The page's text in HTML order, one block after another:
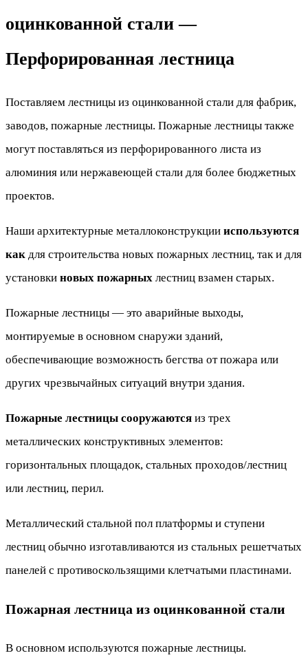
оцинкованной стали —
Перфорированная лестница
Поставляем лестницы из оцинкованной стали для фабрик,
заводов, пожарные лестницы. Пожарные лестницы также
могут поставляться из перфорированного листа из
алюминия или нержавеющей стали для более бюджетных
проектов.
Наши архитектурные металлоконструкции используются
как для строительства новых пожарных лестниц, так и для
установки новых пожарных лестниц взамен старых.
Пожарные лестницы — это аварийные выходы,
монтируемые в основном снаружи зданий,
обеспечивающие возможность бегства от пожара или
других чрезвычайных ситуаций внутри здания.
Пожарные лестницы сооружаются из трех
металлических конструктивных элементов:
горизонтальных площадок, стальных проходов/лестниц
или лестниц, перил.
Металлический стальной пол платформы и ступени
лестниц обычно изготавливаются из стальных решетчатых
панелей с противоскользящими клетчатыми пластинами.
Пожарная лестница из оцинкованной стали
В основном используются пожарные лестницы.